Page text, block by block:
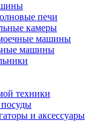
печи
камеры
машины
машины
техники
и аксессуары